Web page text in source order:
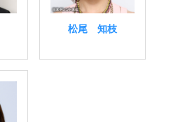
松尾 知枝